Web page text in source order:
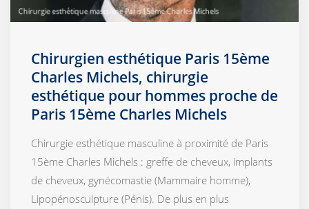
Chirurgien esthétique Paris 15ème
Charles Michels, chirurgie
esthétique pour hommes proche de
Paris 15ème Charles Michels
Chirurgie esthétique masculine à proximité de Paris
15ème Charles Michels : greffe de cheveux, implants
de cheveux, gynécomastie (Mammaire homme),
Lipopénosculpture (Pénis). De plus en plus